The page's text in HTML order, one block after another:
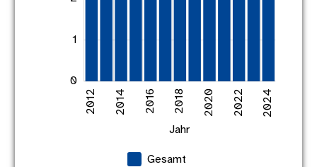
0
1
L
2012
2013
2014
2015
2016
2017
2018
2019
2020
2021
2022
2023
2024
2025
2026
Jahr
Gesamt